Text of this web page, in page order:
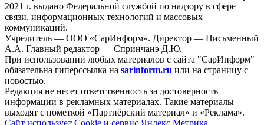
2021 г. выдано Федеральной службой по надзору в сфере
связи, информационных технологий и массовых
коммуникаций.
Учредитель — ООО «СарИнформ». Директор — Письменный
А.А. Главный редактор — Спринчанэ Д.Ю.
При использовании любых материалов с сайта "СарИнформ"
обязательна гиперссылка на sarinform.ru или на страницу с
новостью.
Редакция не несет ответственность за достоверность
информации в рекламных материалах. Такие материалы
выходят с пометкой «Партнёрский материал» и «Реклама».
Сайт использует Cookie и сервиc Яндекс.Метрика